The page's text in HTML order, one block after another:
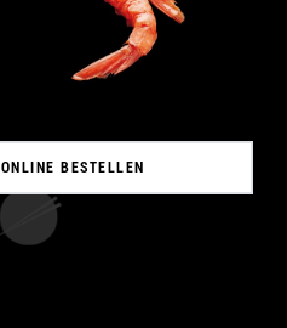
ONLINE BESTELLEN